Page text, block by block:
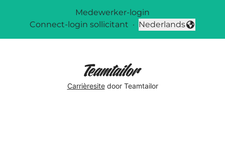
Medewerker-login
Connect-login sollicitant ·
Taal wijzigen
Nederlands
Carrièresitedoor Teamtailor